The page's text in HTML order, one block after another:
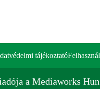
tájékoztató
a Mediaworks